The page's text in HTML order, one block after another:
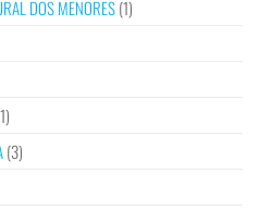
DOS MENORES(1)
(3)